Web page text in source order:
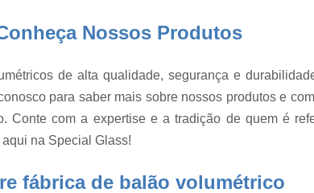
Termômetro
Tubo de vidro
Tubos de
vidro
Vidraria
Conserto de
Nossos Produtos
de alta qualidade, segurança e
para saber mais sobre nossos produtos e
Conte com a expertise e a tradição de quem é
na Special Glass!
fábrica de balão volumétrico